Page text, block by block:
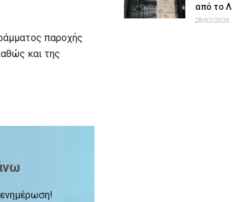
παροχής
και της
από το
28/02/2020